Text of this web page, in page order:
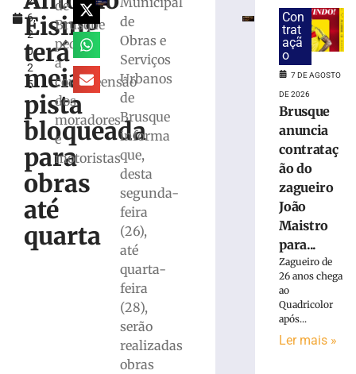
6,
2
0
2
5
Eising
terá
meia
pista
bloqueada
para
obras
até
quarta
de
Brusque
pede
a
compreensão
dos
moradores
e
motoristas
de
Obras e
Serviços
Urbanos
de
Brusque
informa
que,
desta
segunda-
feira
(26),
até
quarta-
feira
(28),
serão
realizadas
obras
bombeiros
resgatam
Gaspar
pessoas
detidas
Con
trat
açã
o
7 DE AGOSTO
DE 2026
Brusque
anuncia
contrataç
ão do
zagueiro
João
Maistro
para...
Zagueiro de
26 anos chega
ao
Quadricolor
após...
Ler mais »